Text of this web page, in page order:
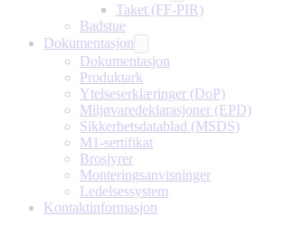
Taket (FF-PIR)
Badstue
Dokumentasjon
Dokumentasjon
Produktark
Ytelseserklæringer (DoP)
Miljøvaredeklarasjoner (EPD)
Sikkerhetsdatablad (MSDS)
M1-sertifikat
Brosjyrer
Monteringsanvisninger
Ledelsessystem
Kontaktinformasjon